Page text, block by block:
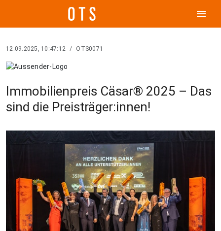
menu
12.09.2025, 10:47:12 / OTS0071
Immobilienpreis Cäsar® 2025 – Das
sind die Preisträger:innen!